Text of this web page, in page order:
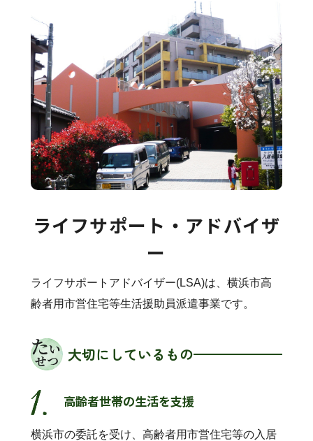
ライフサポート・アドバイザ
ー
ライフサポートアドバイザー(LSA)は、横浜市高
齢者用市営住宅等生活援助員派遣事業です。
大切にしているもの
高齢者世帯の生活を支援
横浜市の委託を受け、高齢者用市営住宅等の入居